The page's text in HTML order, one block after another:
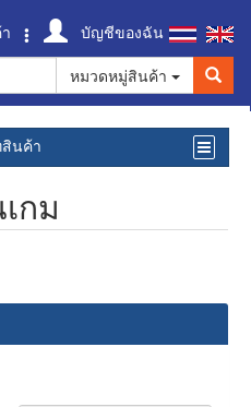
บัญชีของฉัน
หมวดหมู่สินค้า
สินค้า
กม